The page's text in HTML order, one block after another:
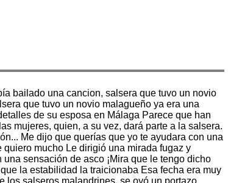
bailado una cancion, salsera que tuvo un novio
que tuvo un novio malagueño ya era una
de su esposa en Málaga Parece que han
mujeres, quien, a su vez, dará parte a la salsera.
Me dijo que querías que yo te ayudara con una
mucho Le dirigió una mirada fugaz y
sensación de asco ¡Mira que le tengo dicho
la estabilidad la traicionaba Esa fecha era muy